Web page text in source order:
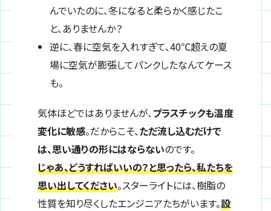
んでいたのに、冬になると柔らかく感じたこ
と、ありませんか？
逆に、春に空気を入れすぎて、40℃超えの夏
場に空気が膨張してパンクしたなんてケース
も。
気体ほどではありませんが、プラスチックも温度
変化に敏感。だからこそ、ただ流し込むだけで
は、思い通りの形にはならないのです。
じゃあ、どうすればいいの？と思ったら、私たちを
思い出してください。スターライトには、樹脂の
性質を知り尽くしたエンジニアたちがいます。設